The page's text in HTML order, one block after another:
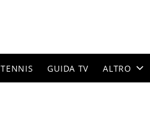
TENNIS GUIDA TV ALTRO